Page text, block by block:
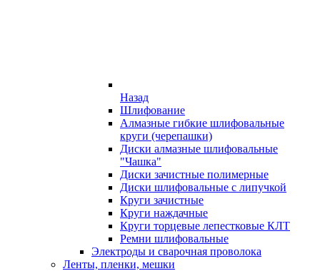
Назад
Шлифование
Алмазные гибкие шлифовальные
круги (черепашки)
Диски алмазные шлифовальные
"Чашка"
Диски зачистные полимерные
Диски шлифовальные с липучкой
Круги зачистные
Круги наждачные
Круги торцевые лепестковые КЛТ
Ремни шлифовальные
Электроды и сварочная проволока
Ленты, пленки, мешки